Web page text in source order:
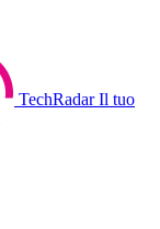
TechRadar Il tuo